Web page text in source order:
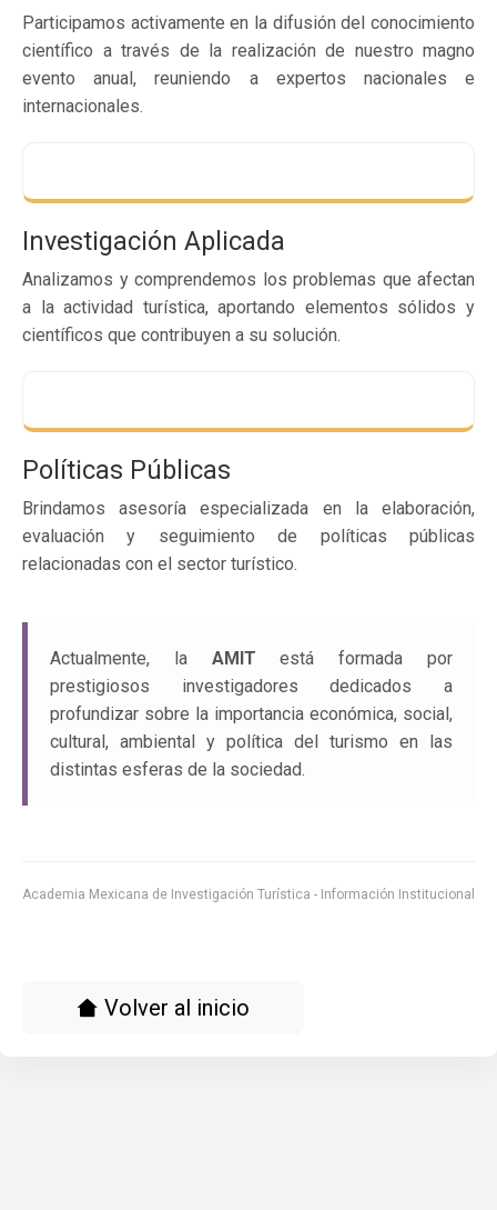
Participamos activamente en la difusión del conocimiento
científico a través de la realización de nuestro magno
evento anual, reuniendo a expertos nacionales e
internacionales.
Investigación Aplicada
Analizamos y comprendemos los problemas que afectan
a la actividad turística, aportando elementos sólidos y
científicos que contribuyen a su solución.
Políticas Públicas
Brindamos asesoría especializada en la elaboración,
evaluación y seguimiento de políticas públicas
relacionadas con el sector turístico.
Actualmente, la AMIT está formada por
prestigiosos investigadores dedicados a
profundizar sobre la importancia económica, social,
cultural, ambiental y política del turismo en las
distintas esferas de la sociedad.
Academia Mexicana de Investigación Turística - Información Institucional
Volver al inicio